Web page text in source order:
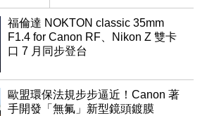
週年
福倫達 NOKTON classic 35mm
F1.4 for Canon RF、Nikon Z 雙卡
口 7 月同步登台
歐盟環保法規步步逼近！Canon 著
手開發「無氟」新型鏡頭鍍膜